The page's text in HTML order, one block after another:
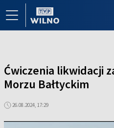
Ćwiczenia likwidacji
Morzu Bałtyckim
26.08.2024, 17:29